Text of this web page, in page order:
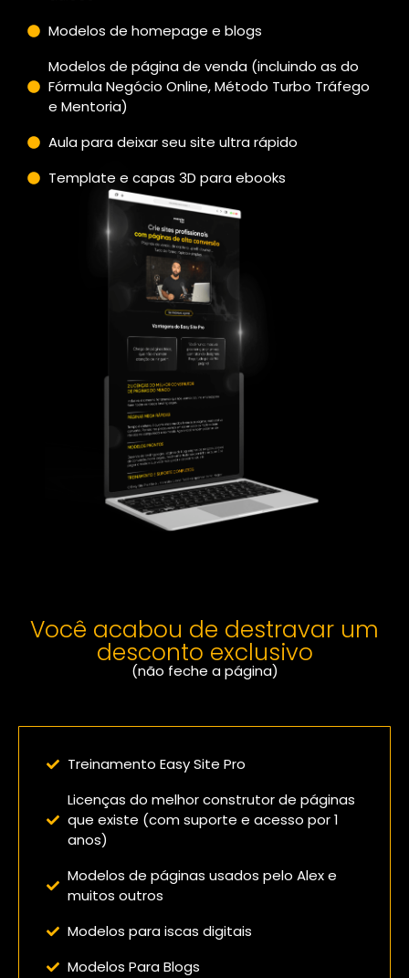
Modelos de homepage e blogs
Modelos de página de venda (incluindo as do
Fórmula Negócio Online, Método Turbo Tráfego
e Mentoria)
Aula para deixar seu site ultra rápido
Template e capas 3D para ebooks
Você acabou de destravar um
desconto exclusivo
(não feche a página)
Confira o que você vai receber:
Treinamento Easy Site Pro
Licenças do melhor construtor de páginas
que existe (com suporte e acesso por 1
anos)
Modelos de páginas usados pelo Alex e
muitos outros
Modelos para iscas digitais
Modelos Para Blogs